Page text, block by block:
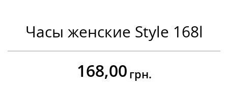
Часы женские Style 168l
168,00 грн.